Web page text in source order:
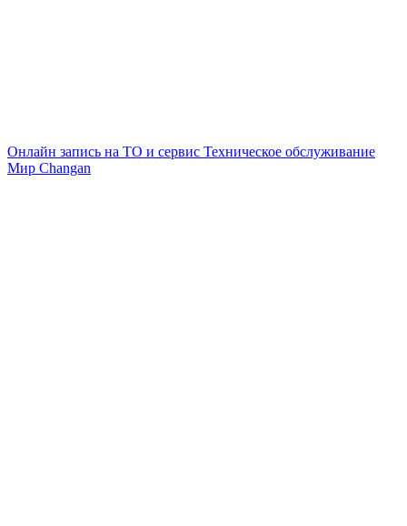
Онлайн запись на ТО и сервис Техническое обслуживание
Мир Changan